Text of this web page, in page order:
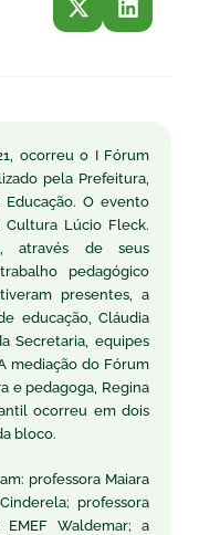
ocorreu o I Fórum
pela Prefeitura,
O evento
Lúcio Fleck.
através de seus
pedagógico
presentes, a
educação, Cláudia
Secretaria, equipes
mediação do Fórum
e pedagoga, Regina
ocorreu em dois
bloco.
professora Maiara
professora
Waldemar; a